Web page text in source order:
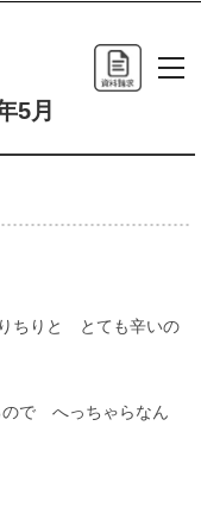
5月
ちりと とても辛いの
で へっちゃらなん